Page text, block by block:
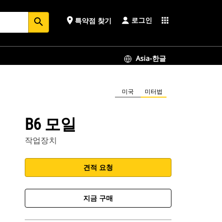
search place 특약점 찾기 로그인 apps
Asia-한글
미국 미터법
B6 모일
작업장치
견적 요청
지금 구매